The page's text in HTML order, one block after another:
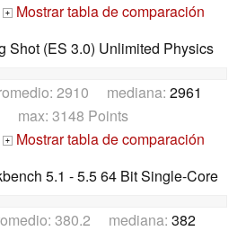
+
Mostrar tabla de comparación
Shot (ES 3.0) Unlimited Physics
2910 mediana: 2961
max: 3148 Points
+
Mostrar tabla de comparación
5.1 - 5.5 64 Bit Single-Core
380.2 mediana: 382